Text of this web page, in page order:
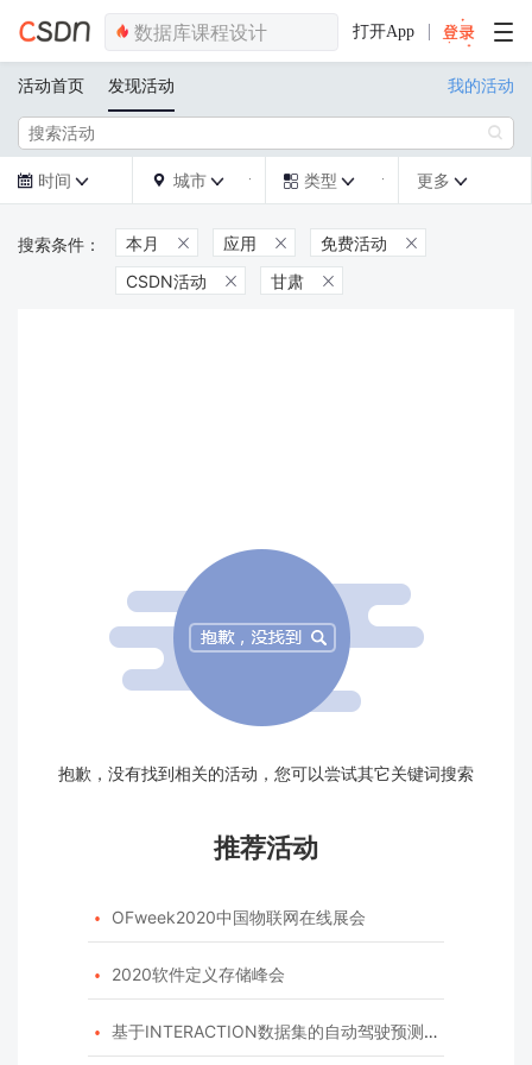
打开App
活动首页 发现活动 我的活动

 时间   城市   类型  更多 
本月  应用  免费活动 
CSDN活动  甘肃 
抱歉，没有找到相关的活动，您可以尝试其它关键词搜索
推荐活动
 OFweek2020中国物联网在线展会
 2020软件定义存储峰会
 基于INTERACTION数据集的自动驾驶预测模型挑战赛